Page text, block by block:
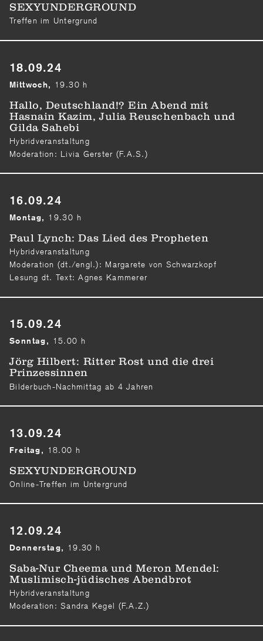
SEXYUNDERGROUND
Treffen im Untergrund
18.09.24
Mittwoch, 19.30 h
Hallo, Deutschland!? Ein Abend mit
Hasnain Kazim, Julia Reuschenbach und
Gilda Sahebi
Hybridveranstaltung
Moderation: Livia Gerster (F.A.S.)
16.09.24
Montag, 19.30 h
Paul Lynch: Das Lied des Propheten
Hybridveranstaltung
Moderation (dt./engl.): Margarete von Schwarzkopf
Lesung dt. Text: Agnes Kammerer
15.09.24
Sonntag, 15.00 h
Jörg Hilbert: Ritter Rost und die drei
Prinzessinnen
Bilderbuch-Nachmittag ab 4 Jahren
13.09.24
Freitag, 18.00 h
SEXYUNDERGROUND
Online-Treffen im Untergrund
12.09.24
Donnerstag, 19.30 h
Saba-Nur Cheema und Meron Mendel:
Muslimisch-jüdisches Abendbrot
Hybridveranstaltung
Moderation: Sandra Kegel (F.A.Z.)